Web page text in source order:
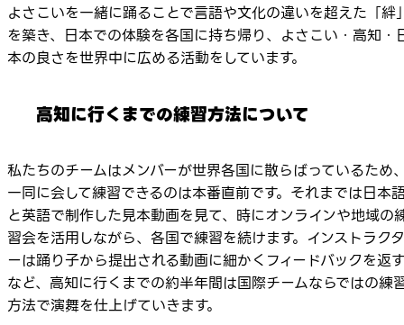
よさこいを一緒に踊ることで言語や文化の違いを超えた「絆
を築き、日本での体験を各国に持ち帰り、よさこい・高知・
本の良さを世界中に広める活動をしています。
高知に行くまでの練習方法について
私たちのチームはメンバーが世界各国に散らばっているため
一同に会して練習できるのは本番直前です。それまでは日本
と英語で制作した見本動画を見て、時にオンラインや地域の
習会を活用しながら、各国で練習を続けます。インストラクタ
ーは踊り子から提出される動画に細かくフィードバックを返
など、高知に行くまでの約半年間は国際チームならではの練
方法で演舞を仕上げていきます。